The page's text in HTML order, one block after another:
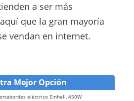
a ser más
que la gran mayoría
vendan en internet.
Mejor Opción
eléctrico Einhell, 450W